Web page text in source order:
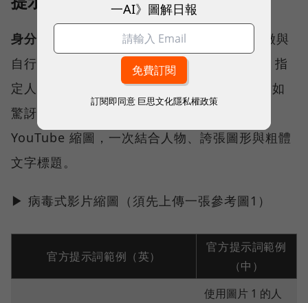
身分鎖定：
提示詞需包含「保持人物臉部特徵與
自行上傳的圖片1完全一致」。
指
定人物在保持身分的同時，改變表情或動作（如
驚訝並指向右側）。
YouTube 縮圖，一次結合人物、誇張圖形與粗體
文字標題。
▶ 病毒式影片縮圖（須先上傳一張參考圖1）
官方提示詞範例（英）
官方提示詞範例
（中）
使用圖片 1 的人
一AI》圖解日報
訂閱即同意 巨思文化隱私權政策